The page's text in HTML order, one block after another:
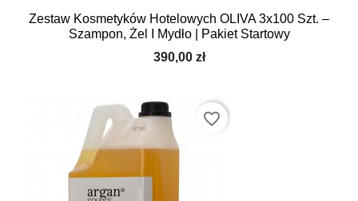
Zestaw Kosmetyków Hotelowych OLIVA 3x100 Szt. –
Szampon, Żel I Mydło | Pakiet Startowy
390,00 zł
favorite_border